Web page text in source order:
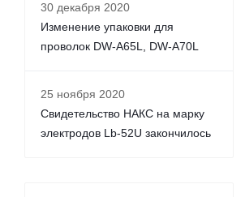
30 декабря 2020
Изменение упаковки для
проволок DW-A65L, DW-A70L
25 ноября 2020
Свидетельство НАКС на марку
электродов Lb-52U закончилось